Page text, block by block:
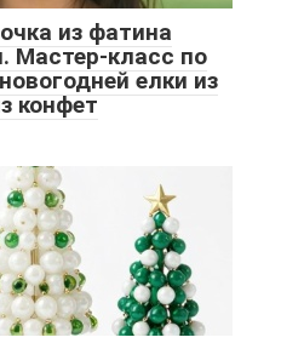
из фатина
Мастер-класс по
елки из
конфет